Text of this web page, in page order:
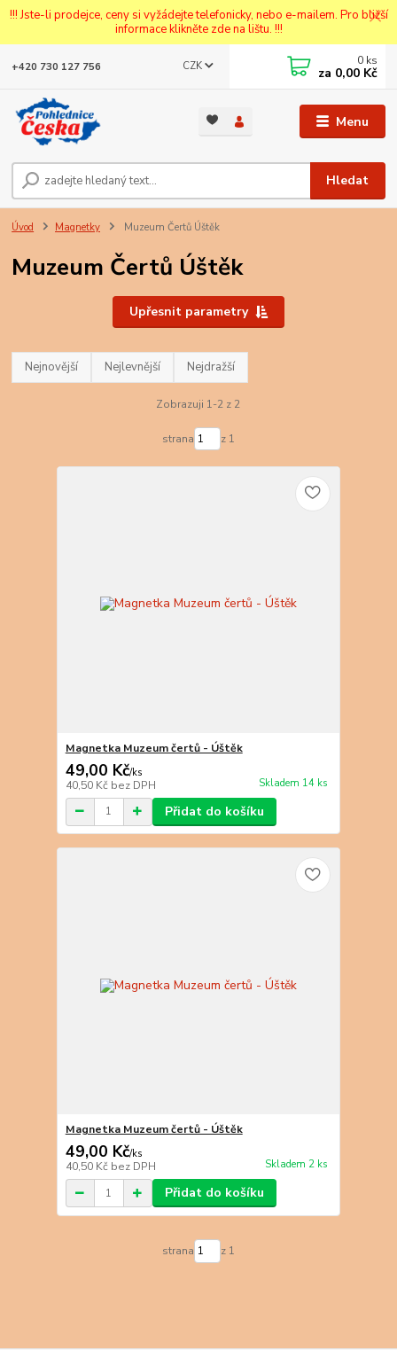
!!! Jste-li prodejce, ceny si vyžádejte telefonicky, nebo e-mailem. Pro bližší
informace klikněte zde na lištu. !!!
Menu
CZK
Hledat
+420 730 127 756 0 ks
za 0,00 Kč
Úvod Magnetky Muzeum Čertů Úštěk
Muzeum Čertů Úštěk
Upřesnit parametry
Nejnovější Nejlevnější Nejdražší
Zobrazuji 1-2 z 2
strana z 1
Magnetka Muzeum čertů - Úštěk
49,00 Kč/ks
40,50 Kč bez DPH Skladem 14 ks
Přidat do košíku
Magnetka Muzeum čertů - Úštěk
49,00 Kč/ks
40,50 Kč bez DPH Skladem 2 ks
Přidat do košíku
strana z 1